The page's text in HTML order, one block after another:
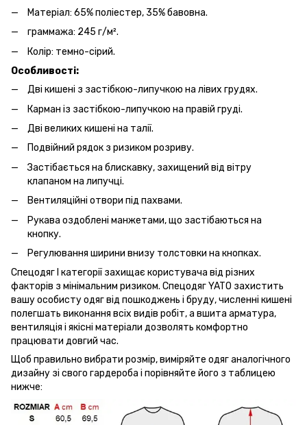
Матеріал: 65% поліестер, 35% бавовна.
граммажа: 245 г/м².
Колір: темно-сірий.
Особливості:
Дві кишені з застібкою-липучкою на лівих грудях.
Карман із застібкою-липучкою на правій груді.
Дві великих кишені на талії.
Подвійний рядок з ризиком розриву.
Застібається на блискавку, захищений від вітру
клапаном на липучці.
Вентиляційні отвори під пахвами.
Рукава оздоблені манжетами, що застібаються на
кнопку.
Регулювання ширини внизу толстовки на кнопках.
Спецодяг I категорії захищає користувача від різних
факторів з мінімальним ризиком. Спецодяг YATO захистить
вашу особисту одяг від пошкоджень і бруду, численні кишені
полегшать виконання всіх видів робіт, а вшита арматура,
вентиляція і якісні матеріали дозволять комфортно
працювати довгий час.
Щоб правильно вибрати розмір, виміряйте одяг аналогічного
дизайну зі свого гардероба і порівняйте його з таблицею
нижче: